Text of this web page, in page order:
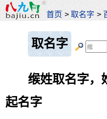
首页 >取名字 >
取名字
缑姓取名字，
起名字